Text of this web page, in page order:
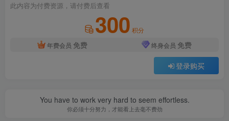
此内容为付费资源，请付费后查看
300 积分
年费会员 免费 终身会员 免费
登录购买
You have to work very hard to seem effortless.
你必须十分努力，才能看上去毫不费劲